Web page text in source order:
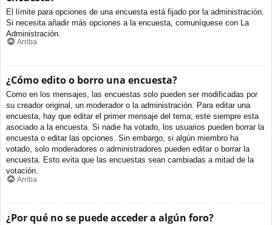
El límite para opciones de una encuesta está fijado por la administración.
Si necesita añadir más opciones a la encuesta, comuníquese con La
Administración.
Arriba
¿Cómo edito o borro una encuesta?
Como en los mensajes, las encuestas solo pueden ser modificadas por
su creador original, un moderador o la administración. Para editar una
encuesta, hay que editar el primer mensaje del tema; este siempre esta
asociado a la encuesta. Si nadie ha votado, los usuarios pueden borrar la
encuesta o editar las opciones. Sin embargo, si algún miembro ha
votado, solo moderadores o administradores pueden editar o borrar la
encuesta. Esto evita que las encuestas sean cambiadas a mitad de la
votación.
Arriba
¿Por qué no se puede acceder a algún foro?